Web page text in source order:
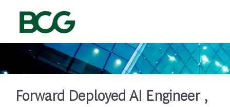
Forward Deployed AI Engineer ,